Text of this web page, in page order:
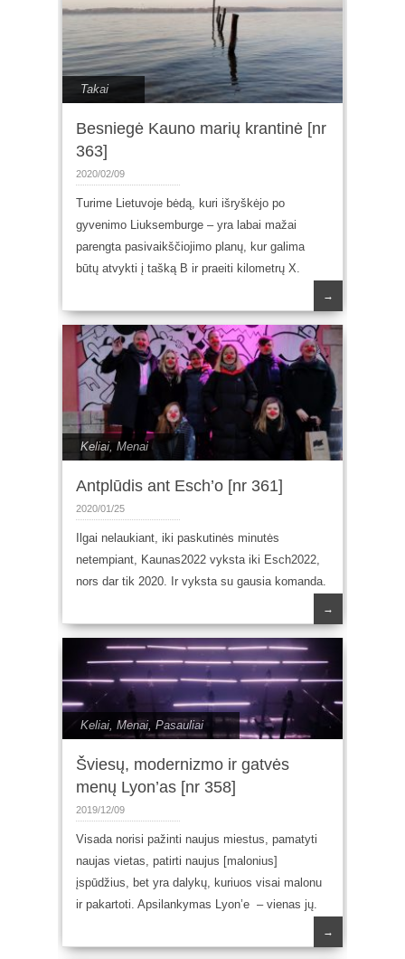
Takai
Besniegė Kauno marių krantinė [nr
363]
2020/02/09
Turime Lietuvoje bėdą, kuri išryškėjo po
gyvenimo Liuksemburge – yra labai mažai
parengta pasivaikščiojimo planų, kur galima
būtų atvykti į tašką B ir praeiti kilometrų X.
→
Keliai, Menai
Antplūdis ant Esch’o [nr 361]
2020/01/25
Ilgai nelaukiant, iki paskutinės minutės
netempiant, Kaunas2022 vyksta iki Esch2022,
nors dar tik 2020. Ir vyksta su gausia komanda.
→
Keliai Menai, Pasauliai
Šviesų, modernizmo ir gatvės
menų Lyon’as [nr 358]
2019/12/09
Visada norisi pažinti naujus miestus, pamatyti
naujas vietas, patirti naujus [malonius]
įspūdžius, bet yra dalykų, kuriuos visai malonu
ir pakartoti. Apsilankymas Lyon’e – vienas jų.
→